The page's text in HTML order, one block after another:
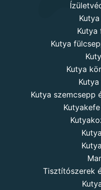
Kutya
Kutya
Kutya
Kutya szemcsepp
Tisztítószerek